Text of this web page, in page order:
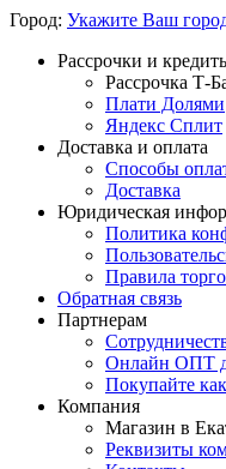
Город: Укажите Ваш
Рассрочки и
Рассрочка Т-
Плати Долями
Яндекс Сплит
Доставка и оплата
Способы
Доставка
Юридическая
Политика
Правила
Обратная связь
Партнерам
Онлайн ОПТ
Покупайте
Компания
Магазин в
Реквизиты